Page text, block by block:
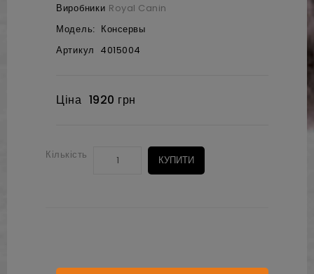
Виробники Royal Canin
Модель: Консервы
Артикул 4015004
Ціна 1920 грн
Кількість КУПИТИ